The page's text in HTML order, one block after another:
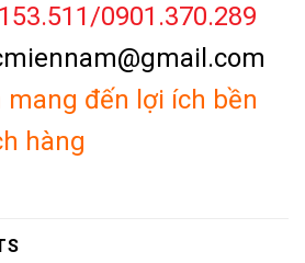
0901.370.289
mang đến lợi ích bền
hàng